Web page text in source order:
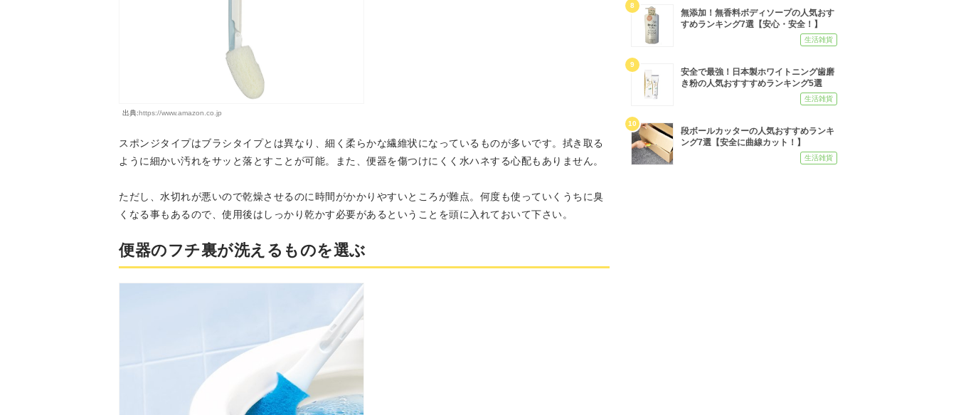
出典:https://www.amazon.co.jp
スポンジタイプはブラシタイプとは異なり、細く柔らかな繊維状になっているものが多いです。拭き取る
ように細かい汚れをサッと落とすことが可能。また、便器を傷つけにくく水ハネする心配もありません。
ただし、水切れが悪いので乾燥させるのに時間がかかりやすいところが難点。何度も使っていくうちに臭
くなる事もあるので、使用後はしっかり乾かす必要があるということを頭に入れておいて下さい。
便器のフチ裏が洗えるものを選ぶ
8
無添加！無香料ボディソープの人気おす
すめランキング7選【安心・安全！】
生活雑貨
9
安全で最強！日本製ホワイトニング歯磨
き粉の人気おすすすめランキング5選
生活雑貨
10
段ボールカッターの人気おすすめランキ
ング7選【安全に曲線カット！】
生活雑貨